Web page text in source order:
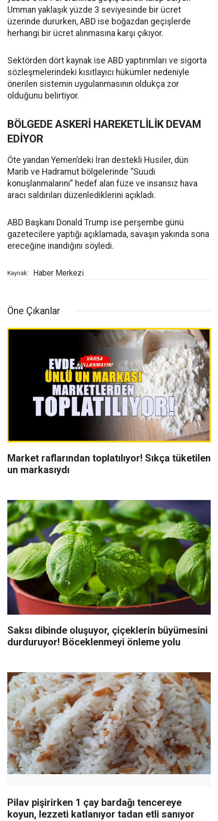
Umman yaklaşık yüzde 3 seviyesinde bir ücret
üzerinde dururken, ABD ise boğazdan geçişlerde
herhangi bir ücret alınmasına karşı çıkıyor.
Sektörden dört kaynak ise ABD yaptırımları ve sigorta
sözleşmelerindeki kısıtlayıcı hükümler nedeniyle
önerilen sistemin uygulanmasının oldukça zor
olduğunu belirtiyor.
BÖLGEDE ASKERİ HAREKETLİLİK DEVAM
EDİYOR
Öte yandan Yemen’deki İran destekli Husiler, dün
Marib ve Hadramut bölgelerinde “Suudi
konuşlanmalarını” hedef alan füze ve insansız hava
aracı saldırıları düzenlediklerini açıkladı.
ABD Başkanı Donald Trump ise perşembe günü
gazetecilere yaptığı açıklamada, savaşın yakında sona
ereceğine inandığını söyledi.
Kaynak: Haber Merkezi
Öne Çıkanlar
Market raflarından toplatılıyor! Sıkça tüketilen
un markasıydı
Saksı dibinde oluşuyor, çiçeklerin büyümesini
durduruyor! Böceklenmeyi önleme yolu
Pilav pişirirken 1 çay bardağı tencereye
koyun, lezzeti katlanıyor tadan etli sanıyor